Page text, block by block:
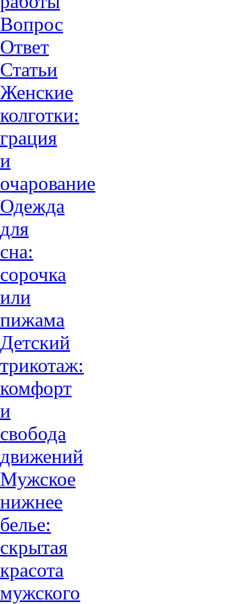
Вопрос
Ответ
Статьи
Женские
колготки:
грация
и
очарованиe
Одежда
для
сна:
сорочка
или
пижама
Детский
трикотаж:
комфорт
и
свобода
движений
Мужское
нижнее
белье:
скрытая
красота
мужского